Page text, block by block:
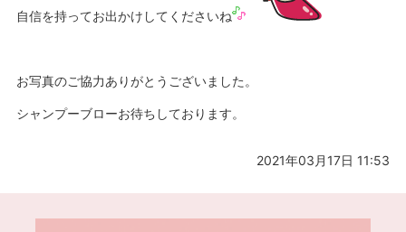
自信を持ってお出かけしてくださいね
お写真のご協力ありがとうございました。
シャンプーブローお待ちしております。
2021年03月17日 11:53